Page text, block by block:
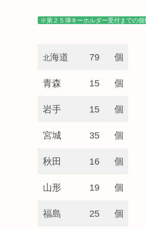
※第２５弾キーホルダー受付までの個
北海道 79 個
青森 15 個
岩手 15 個
宮城 35 個
秋田 16 個
山形 19 個
福島 25 個